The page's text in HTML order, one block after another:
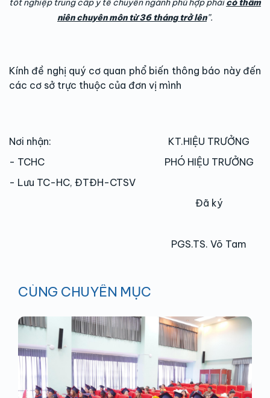
tốt nghiệp trung cấp y tế chuyên ngành phù hợp phảicó thâm
niên chuyên môn từ36 tháng trở lên”.
Kính đề nghị quý cơ quan phổ biến thông báo này đến
các cơ sở trực thuộc của đơn vị mình
Nơi nhận:
- TCHC
- Lưu TC-HC, ĐTĐH-CTSV
KT.HIỆU TRƯỞNG
PHÓ HIỆU TRƯỞNG
Đã ký
PGS.TS. Võ Tam
CÙNG CHUYÊN MỤC